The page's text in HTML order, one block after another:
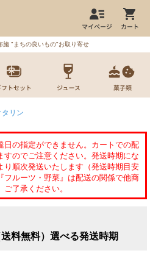
施 "まちの良いもの"お取り寄せ
リン
料無料）選べる発送時期